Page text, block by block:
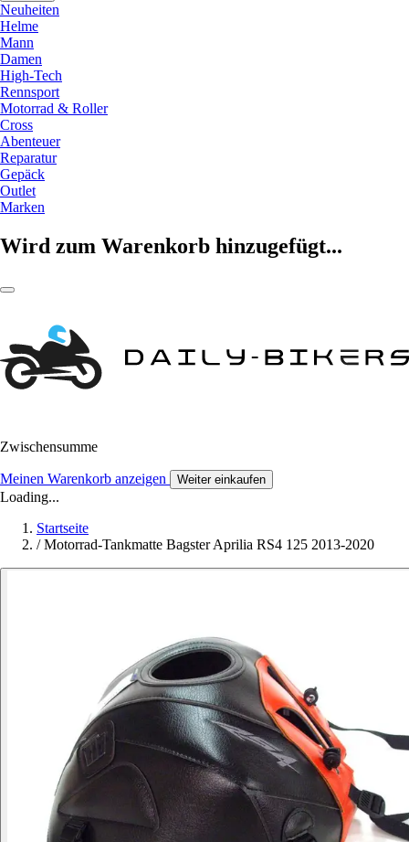
Neuheiten
Helme
Mann
Damen
High-Tech
Rennsport
Motorrad & Roller
Cross
Abenteuer
Reparatur
Gepäck
Outlet
Marken
Wird zum Warenkorb hinzugefügt...
Zwischensumme
Meinen Warenkorb anzeigen Weiter einkaufen
Loading...
Startseite
/ Motorrad-Tankmatte Bagster Aprilia RS4 125 2013-2020